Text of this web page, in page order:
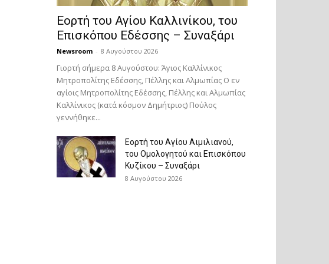
Εορτή του Αγίου Καλλινίκου, του
Επισκόπου Εδέσσης – Συναξάρι
Newsroom - 8 Αυγούστου 2026
Γιορτή σήμερα 8 Αυγούστου: Άγιος Καλλίνικος
Μητροπολίτης Εδέσσης, Πέλλης και Αλμωπίας Ο εν
αγίοις Μητροπολίτης Εδέσσης, Πέλλης και Αλμωπίας
Καλλίνικος (κατά κόσμον Δημήτριος) Πούλος
γεννήθηκε...
Εορτή του Αγίου Αιμιλιανού,
του Ομολογητού και Επισκόπου
Κυζίκου – Συναξάρι
8 Αυγούστου 2026